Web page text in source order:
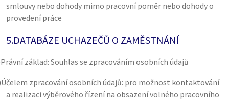
smlouvy nebo dohody mimo pracovní poměr nebo dohody o
provedení práce
5.DATABÁZE UCHAZEČŮ O ZAMĚSTNÁNÍ
Právní základ: Souhlas se zpracováním osobních údajů
Účelem zpracování osobních údajů: pro možnost kontaktování
a realizaci výběrového řízení na obsazení volného pracovního